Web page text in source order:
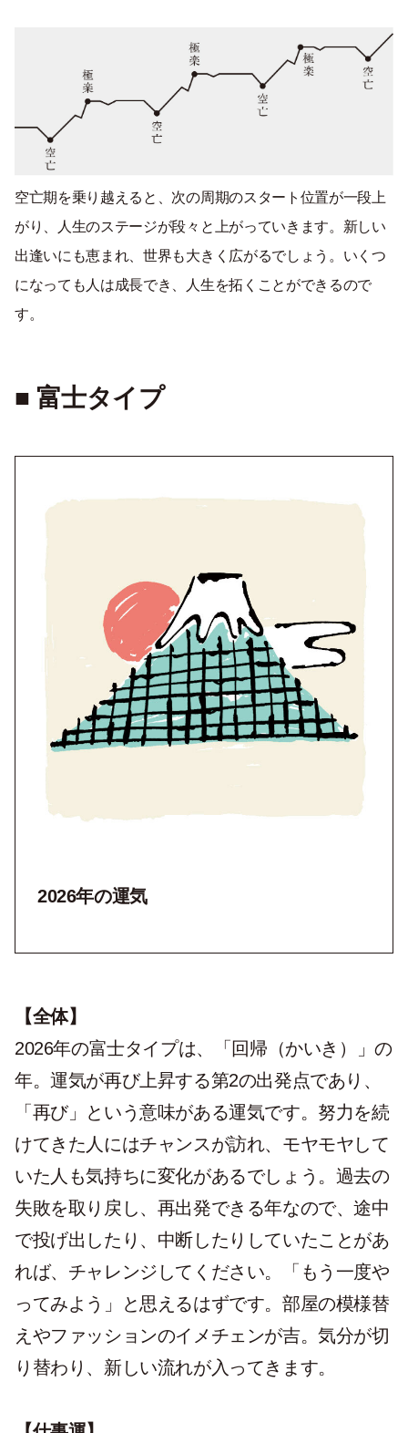
空亡期を乗り越えると、次の周期のスタート位置が一段上
がり、人生のステージが段々と上がっていきます。新しい
出逢いにも恵まれ、世界も大きく広がるでしょう。いくつ
になっても人は成長でき、人生を拓くことができるので
す。
■ 富士タイプ
2026年の運気
【全体】
2026年の富士タイプは、
「回帰（かいき）」の
年。運気が再び上昇する第2の出発点であり、
「再び」という意味がある運気です。 努力を続
けてきた人にはチャンスが訪れ、モヤモヤして
いた人も気持ちに変化があるでしょう。過去の
失敗を取り戻し、再出発できる年なので、途中
で投げ出したり、中断したりしていたことがあ
れば、チャレンジしてください。「もう一度や
ってみよう」と思えるはずです。部屋の模様替
えやファッションのイメチェンが吉。気分が切
り替わり、新しい流れが入ってきます。